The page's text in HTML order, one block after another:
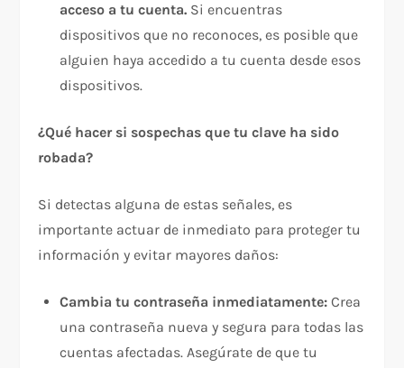
acceso a tu cuenta. Si encuentras
dispositivos que no reconoces, es posible que
alguien haya accedido a tu cuenta desde esos
dispositivos.
¿Qué hacer si sospechas que tu clave ha sido
robada?
Si detectas alguna de estas señales, es
importante actuar de inmediato para proteger tu
información y evitar mayores daños:
Cambia tu contraseña inmediatamente: Crea
una contraseña nueva y segura para todas las
cuentas afectadas. Asegúrate de que tu